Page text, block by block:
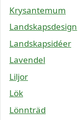
Krysantemum
Landskapsdesign
Landskapsidéer
Lavendel
Liljor
Lök
Lönnträd